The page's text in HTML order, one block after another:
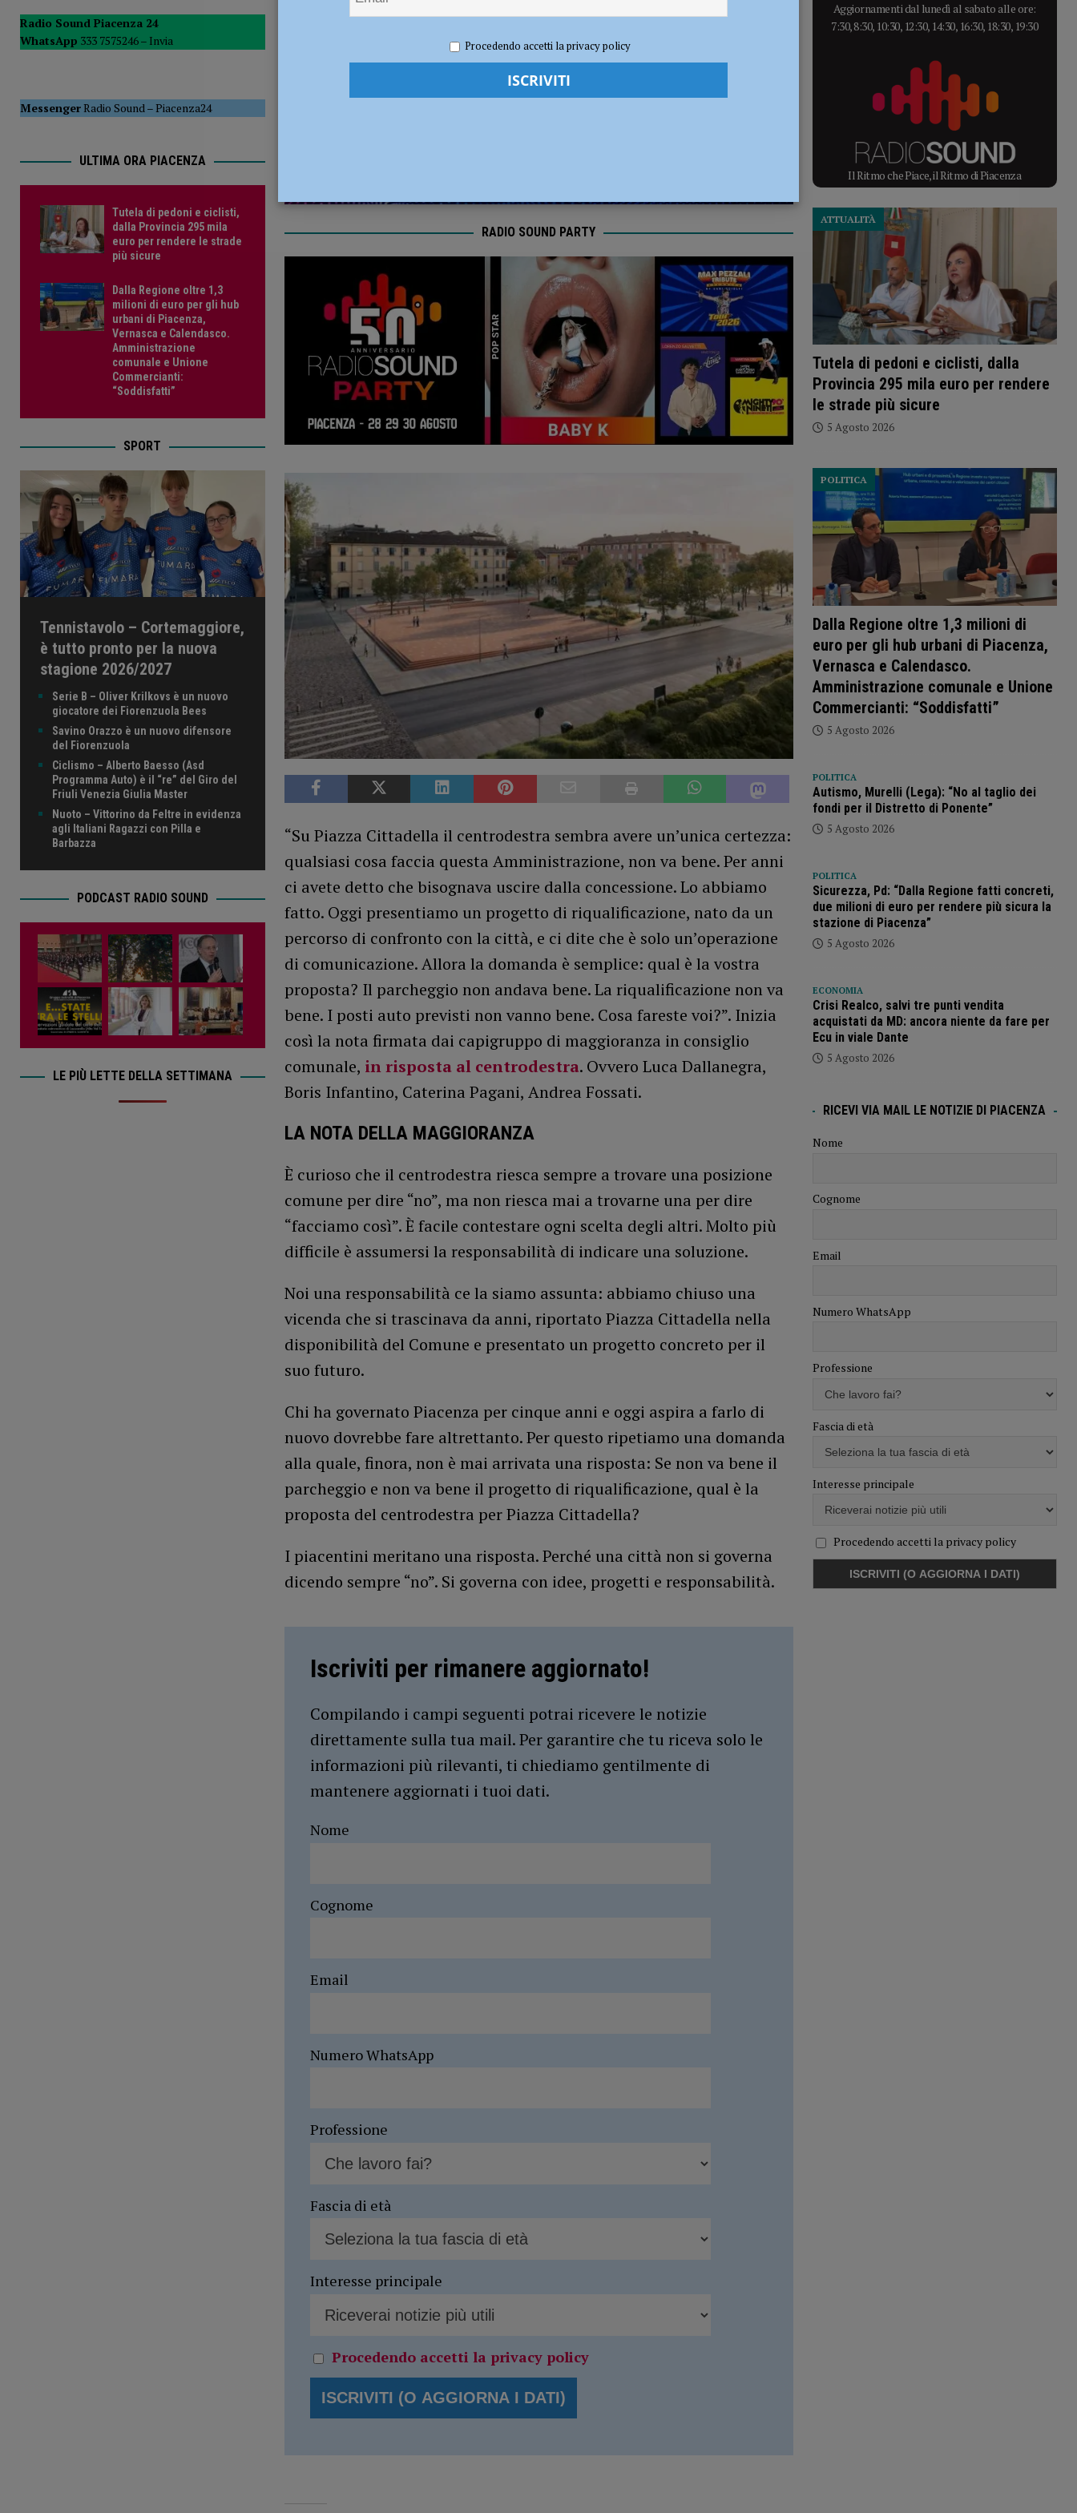
POLITICA
[ 5 Agosto 2026 ] Caldo estremo e asili nido, Tagliaferri (FdI): “Verificare subito la situazione nella provincia di Piacenza”
Redazione FG Politica
RADIO SOUND PARTY
“Su Piazza Cittadella il centrodestra sembra avere un’unica certezza:
qualsiasi cosa faccia questa Amministrazione, non va bene. Per anni
ci avete detto che bisognava uscire dalla concessione. Lo abbiamo
fatto. Oggi presentiamo un progetto di riqualificazione, nato da un
percorso di confronto con la città, e ci dite che è solo un’operazione
di comunicazione. Allora la domanda è semplice: qual è la vostra
proposta? Il parcheggio non andava bene. La riqualificazione non va
bene. I posti auto previsti non vanno bene. Cosa fareste voi?”. Inizia
così la nota firmata dai capigruppo di maggioranza in consiglio
comunale, in risposta al centrodestra. Ovvero Luca Dallanegra,
Boris Infantino, Caterina Pagani, Andrea Fossati.
LA NOTA DELLA MAGGIORANZA
È curioso che il centrodestra riesca sempre a trovare una posizione
comune per dire “no”, ma non riesca mai a trovarne una per dire
“facciamo così”. È facile contestare ogni scelta degli altri. Molto più
difficile è assumersi la responsabilità di indicare una soluzione.
Noi una responsabilità ce la siamo assunta: abbiamo chiuso una
vicenda che si trascinava da anni, riportato Piazza Cittadella nella
disponibilità del Comune e presentato un progetto concreto per il
suo futuro.
Chi ha governato Piacenza per cinque anni e oggi aspira a farlo di
nuovo dovrebbe fare altrettanto. Per questo ripetiamo una domanda
alla quale, finora, non è mai arrivata una risposta: Se non va bene il
parcheggio e non va bene il progetto di riqualificazione, qual è la
proposta del centrodestra per Piazza Cittadella?
I piacentini meritano una risposta. Perché una città non si governa
dicendo sempre “no”. Si governa con idee, progetti e responsabilità.
Iscriviti per rimanere aggiornato!
Compilando i campi seguenti potrai ricevere le notizie
direttamente sulla tua mail. Per garantire che tu riceva solo le
informazioni più rilevanti, ti chiediamo gentilmente di
mantenere aggiornati i tuoi dati.
Nome
Cognome
Email
Numero WhatsApp
Professione
Fascia di età
Interesse principale
Procedendo accetti la privacy policy
Radio Sound Piacenza 24
WhatsApp 333 7575246 – Invia
MessengerRadio Sound–Piacenza24
ULTIMA ORA PIACENZA
Tutela di pedoni e ciclisti,
dalla Provincia 295 mila
euro per rendere le strade
più sicure
Dalla Regione oltre 1,3
milioni di euro per gli hub
urbani di Piacenza,
Vernasca e Calendasco.
Amministrazione
comunale e Unione
Commercianti:
“Soddisfatti”
SPORT
Tennistavolo – Cortemaggiore,
è tutto pronto per la nuova
stagione 2026/2027
Serie B – Oliver Krilkovs è un nuovo
giocatore dei Fiorenzuola Bees
Savino Orazzo è un nuovo difensore
del Fiorenzuola
Ciclismo – Alberto Baesso (Asd
Programma Auto) è il “re” del Giro del
Friuli Venezia Giulia Master
Nuoto – Vittorino da Feltre in evidenza
agli Italiani Ragazzi con Pilla e
Barbazza
PODCAST RADIO SOUND
LE PIÙ LETTE DELLA SETTIMANA
Aggiornamenti dal lunedì al sabato alle ore:
7:30, 8:30, 10:30, 12:30, 14:30, 16:30, 18:30, 19:30
Il Ritmo che Piace, il Ritmo di Piacenza
Tutela di pedoni e ciclisti, dalla
Provincia 295 mila euro per rendere
le strade più sicure
ATTUALITÀ
5 Agosto 2026
Dalla Regione oltre 1,3 milioni di
euro per gli hub urbani di Piacenza,
Vernasca e Calendasco.
Amministrazione comunale e Unione
Commercianti: “Soddisfatti”
POLITICA
5 Agosto 2026
POLITICA
Autismo, Murelli (Lega): “No al taglio dei
fondi per il Distretto di Ponente”
5 Agosto 2026
POLITICA
Sicurezza, Pd: “Dalla Regione fatti concreti,
due milioni di euro per rendere più sicura la
stazione di Piacenza”
5 Agosto 2026
ECONOMIA
Crisi Realco, salvi tre punti vendita
acquistati da MD: ancora niente da fare per
Ecu in viale Dante
5 Agosto 2026
RICEVI VIA MAIL LE NOTIZIE DI PIACENZA
Nome
Cognome
Email
Numero WhatsApp
Professione
Fascia di età
Interesse principale
Procedendo accetti la privacy policy
Procedendo accetti la privacy policy